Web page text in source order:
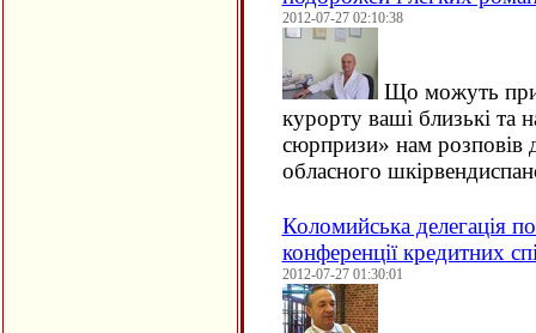
2012-07-27 02:10:38
Що можуть
курорту ваші близькі та
сюрпризи» нам розповів
обласного
Коломийська делегація
конференції кредитних
2012-07-27 01:30:01